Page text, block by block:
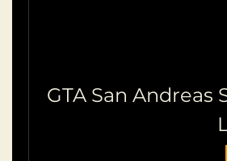
GTA San Andreas